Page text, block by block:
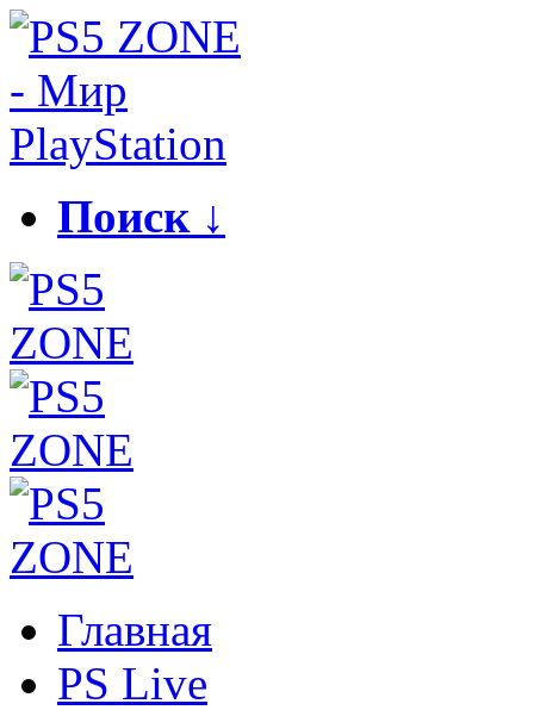
Поиск ↓
Главная
PS Live